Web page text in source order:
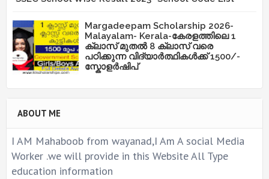
Margadeepam Scholarship 2026-
Malayalam- Kerala-കേരളത്തിലെ 1
ക്ലാസ് മുതൽ 8 ക്ലാസ് വരെ
പഠിക്കുന്ന വിദ്യാർത്ഥികൾക്ക് 1500/-
സ്കോളർഷിപ്
ABOUT ME
I AM Mahaboob from wayanad,I Am A social Media
Worker .we will provide in this Website All Type
education information